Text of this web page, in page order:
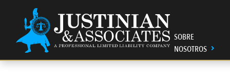
Salir del contenido
Main Navigation
SOBRE
NOSOTROS